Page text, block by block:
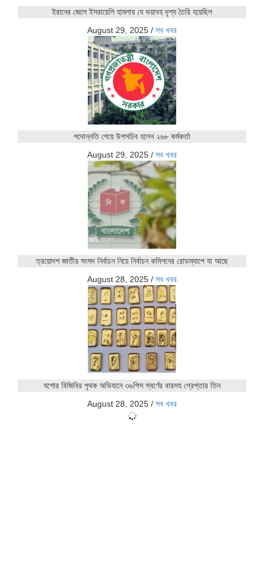
ইরানের জেলে ইসরায়েলি হামলায় যে ভয়াবহ দৃশ্য তৈরি হয়েছিল
August 29, 2025 / সব খবর
পদোন্নতি পেয়ে উপসচিব হলেন ২৬৮ কর্মকর্তা
August 29, 2025 / সব খবর
ত্রয়োদশ জাতীয় সংসদ নির্বাচন নিয়ে নির্বাচন কমিশনের রোডম্যাপে যা আছে
August 28, 2025 / সব খবর
যশোর বিজিবির পৃথক অভিযানে ৩৬পিস স্বর্ণের বারসহ গ্রেপ্তার তিন
August 28, 2025 / সব খবর